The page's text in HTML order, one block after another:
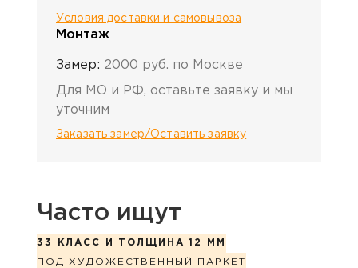
Условия доставки и самовывоза
Монтаж
Замер: 2000 руб. по Москве
Для МО и РФ, оставьте заявку и мы
уточним
Заказать замер/Оставить заявку
Часто ищут
33 КЛАСС И ТОЛЩИНА 12 ММ
ПОД ХУДОЖЕСТВЕННЫЙ ПАРКЕТ